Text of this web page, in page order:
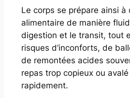
Le corps se prépare ainsi à
alimentaire de manière
digestion et le transit, tout
risques d’inconforts, de
de remontées acides
repas trop copieux ou
rapidement.